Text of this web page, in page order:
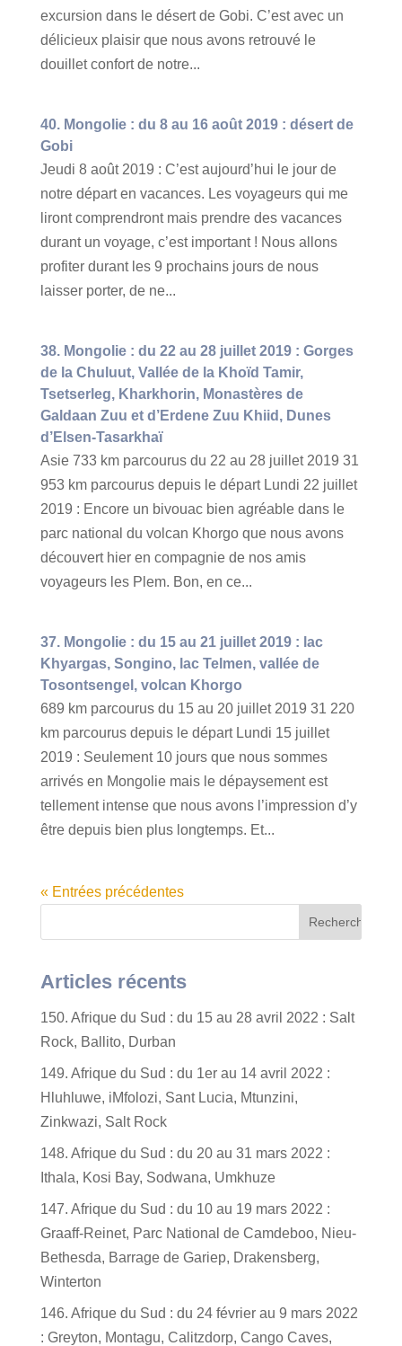
excursion dans le désert de Gobi. C’est avec un
délicieux plaisir que nous avons retrouvé le
douillet confort de notre...
40. Mongolie : du 8 au 16 août 2019 : désert de
Gobi
Jeudi 8 août 2019 : C’est aujourd’hui le jour de
notre départ en vacances. Les voyageurs qui me
liront comprendront mais prendre des vacances
durant un voyage, c’est important ! Nous allons
profiter durant les 9 prochains jours de nous
laisser porter, de ne...
38. Mongolie : du 22 au 28 juillet 2019 : Gorges
de la Chuluut, Vallée de la Khoïd Tamir,
Tsetserleg, Kharkhorin, Monastères de
Galdaan Zuu et d’Erdene Zuu Khiid, Dunes
d’Elsen-Tasarkhaï
Asie 733 km parcourus du 22 au 28 juillet 2019 31
953 km parcourus depuis le départ Lundi 22 juillet
2019 : Encore un bivouac bien agréable dans le
parc national du volcan Khorgo que nous avons
découvert hier en compagnie de nos amis
voyageurs les Plem. Bon, en ce...
37. Mongolie : du 15 au 21 juillet 2019 : lac
Khyargas, Songino, lac Telmen, vallée de
Tosontsengel, volcan Khorgo
689 km parcourus du 15 au 20 juillet 2019 31 220
km parcourus depuis le départ Lundi 15 juillet
2019 : Seulement 10 jours que nous sommes
arrivés en Mongolie mais le dépaysement est
tellement intense que nous avons l’impression d’y
être depuis bien plus longtemps. Et...
« Entrées précédentes
Articles récents
150. Afrique du Sud : du 15 au 28 avril 2022 : Salt
Rock, Ballito, Durban
149. Afrique du Sud : du 1er au 14 avril 2022 :
Hluhluwe, iMfolozi, Sant Lucia, Mtunzini,
Zinkwazi, Salt Rock
148. Afrique du Sud : du 20 au 31 mars 2022 :
Ithala, Kosi Bay, Sodwana, Umkhuze
147. Afrique du Sud : du 10 au 19 mars 2022 :
Graaff-Reinet, Parc National de Camdeboo, Nieu-
Bethesda, Barrage de Gariep, Drakensberg,
Winterton
146. Afrique du Sud : du 24 février au 9 mars 2022
: Greyton, Montagu, Calitzdorp, Cango Caves,